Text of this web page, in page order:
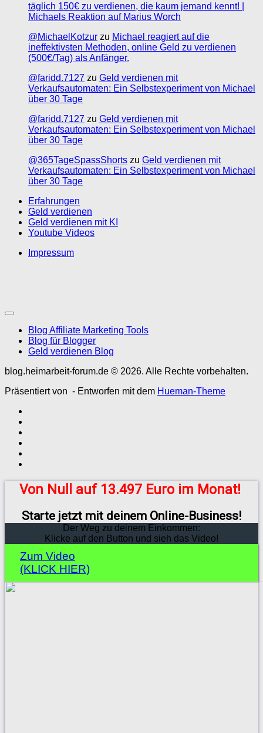
täglich 150€ zu verdienen, die kaum jemand kennt! |
Michaels Reaktion auf Marius Worch
@MichaelKotzur zu Michael reagiert auf die
ineffektivsten Methoden, online Geld zu verdienen
(500€/Tag) als Anfänger.
@faridd.7127 zu Geld verdienen mit
Verkaufsautomaten: Ein Selbstexperiment von Michael
über 30 Tage
@faridd.7127 zu Geld verdienen mit
Verkaufsautomaten: Ein Selbstexperiment von Michael
über 30 Tage
@365TageSpassShorts zu Geld verdienen mit
Verkaufsautomaten: Ein Selbstexperiment von Michael
über 30 Tage
Erfahrungen
Geld verdienen
Geld verdienen mit KI
Youtube Videos
Impressum
Blog Affiliate Marketing Tools
Blog für Blogger
Geld verdienen Blog
blog.heimarbeit-forum.de © 2026. Alle Rechte vorbehalten.
Präsentiert von - Entworfen mit dem Hueman-Theme
Von Null auf 13.497 Euro im Monat!
Starte jetzt mit deinem Online-Business!
Der Weg zu deinem Einkommen:
Klicke auf den Button und sieh das Video!
Zum Video
(KLICK HIER)